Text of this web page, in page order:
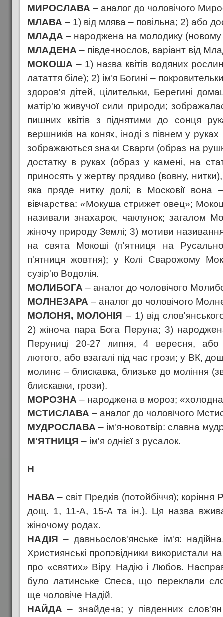
МИРОСЛАВА – аналог до чоловічого
МЛАВА – 1) від млява – повільна; 2) або
МЛАДА – народжена на молодику (новому
МЛАДЕНА – південнослов, варіант від
МОКОША – 1) назва квітів водяних
латаття біле); 2) ім'я Богині –
здоров'я дітей, цілительки, Берегині
матір'ю живучої сили природи;
пишних квітів з піднятими до сонця
вершників на конях, іноді з півнем у
зображаються знаки Сварги (образ на
достатку в руках (образ у камені, на
приносять у жертву прядиво (вовну,
яка пряде нитку долі; в Московії вона
вівчарства: «Мокуша стрижет овец»;
називали знахарок, чаклунок; загалом
жіночу природу Землі; 3) мотиви
на свята Мокоші (п'ятниця на
п'ятниця жовтня); у Колі Сварожому
сузір'ю Водолія.
МОЛИБОГА – аналог до чоловічого
МОЛНЕЗАРА – аналог до чоловічого
МОЛОНЯ, МОЛОНІЯ – 1) від
2) жіноча пара Бога Перуна; 3)
Перуниці 20-27 липня, 4 вересня, або
лютого, або взагалі під час грози; у ВК,
молинє – блискавка, близьке до моління
блискавки, грози).
МОРОЗНА – народжена в мороз;
МСТИСЛАВА – аналог до чоловічого
МУДРОСЛАВА – ім'я-новотвір: славна
М'ЯТНИЦЯ – ім'я однієї з русалок.
Н
НАВА – світ Предків (потойбіччя); коріння
дощ. 1, 11-А, 15-А та ін.). Ця назва
жіночому родах.
НАДІЯ – давньослов'янське ім'я:
Християнські проповідники використали
про «святих» Віру, Надію і Любов.
було латинське Спеса, що переклали
ще чоловіче Надій.
НАЙДА – знайдена; у південних